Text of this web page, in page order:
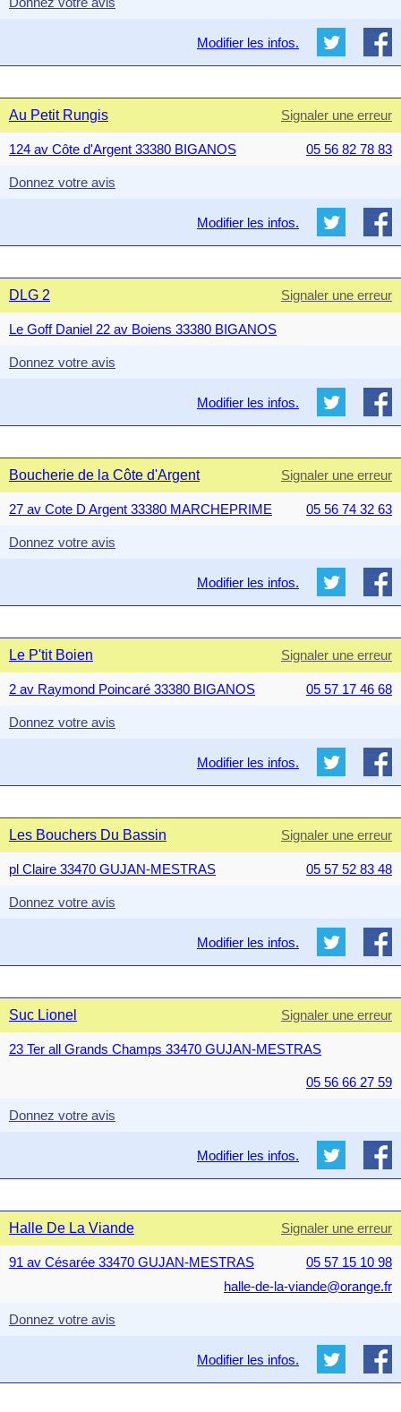
Modifier les infos.
Au Petit Rungis Signaler une erreur
124 av Côte d'Argent 33380 BIGANOS 05 56 82 78 83
Donnez votre avis
Modifier les infos.
DLG 2 Signaler une erreur
Le Goff Daniel 22 av Boiens 33380 BIGANOS
Donnez votre avis
Modifier les infos.
Boucherie de la Côte d'Argent Signaler une erreur
27 av Cote D Argent 33380 MARCHEPRIME 05 56 74 32 63
Donnez votre avis
Modifier les infos.
Le P'tit Boien Signaler une erreur
2 av Raymond Poincaré 33380 BIGANOS 05 57 17 46 68
Donnez votre avis
Modifier les infos.
Les Bouchers Du Bassin Signaler une erreur
pl Claire 33470 GUJAN-MESTRAS 05 57 52 83 48
Donnez votre avis
Modifier les infos.
Suc Lionel Signaler une erreur
23 Ter all Grands Champs 33470 GUJAN-MESTRAS
05 56 66 27 59
Donnez votre avis
Modifier les infos.
Halle De La Viande Signaler une erreur
91 av Césarée 33470 GUJAN-MESTRAS
05 57 15 10 98
halle-de-la-viande@orange.fr
Donnez votre avis
Modifier les infos.